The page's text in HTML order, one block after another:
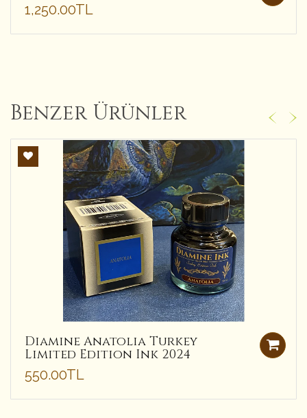
1,250.00TL
Benzer Ürünler
Diamine Anatolia Turkey
Limited Edition Ink 2024
550.00TL